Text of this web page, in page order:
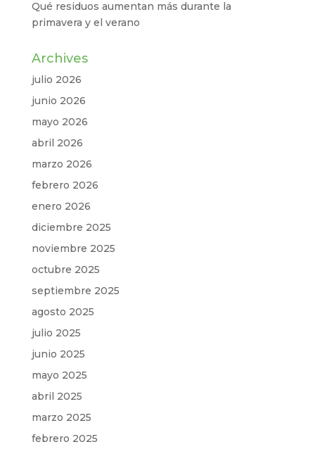
Qué residuos aumentan más durante la
primavera y el verano
Archives
julio 2026
junio 2026
mayo 2026
abril 2026
marzo 2026
febrero 2026
enero 2026
diciembre 2025
noviembre 2025
octubre 2025
septiembre 2025
agosto 2025
julio 2025
junio 2025
mayo 2025
abril 2025
marzo 2025
febrero 2025